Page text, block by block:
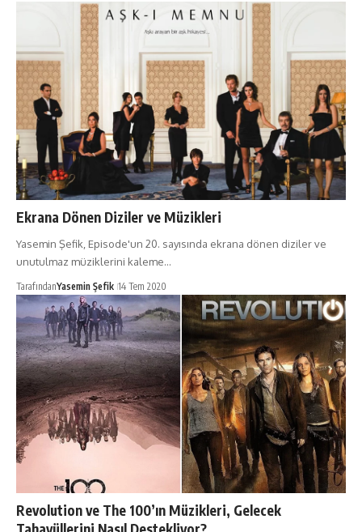
Ekrana Dönen Diziler ve Müzikleri
Yasemin Şefik, Episode'un 20. sayısında ekrana dönen diziler ve
unutulmaz müziklerini kaleme…
TarafındanYasemin Şefik 14 Tem 2020
Revolution ve The 100’ın Müzikleri, Gelecek
Tahayüllerini Nasıl Destekliyor?